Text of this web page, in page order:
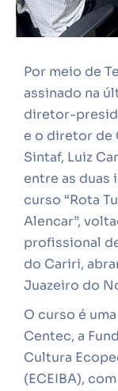
Por meio de
assinado na
diretor-
e o diretor de
Sintaf, Luiz
entre as duas
curso “Rota
Alencar”,
profissional
do Cariri,
Juazeiro do
O curso é
Centec, a
Cultura
(ECEIBA),